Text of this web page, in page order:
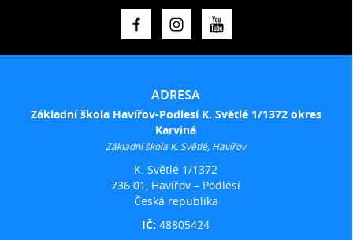
ADRESA
Základní škola Havířov-Podlesí K. Světlé 1/1372 okres
Karviná
Základní škola K. Světlé, Havířov
K. Světlé 1/1372
736 01, Havířov – Podlesí
Česká republika
IČ:48805424